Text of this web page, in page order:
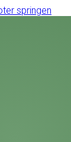
springen